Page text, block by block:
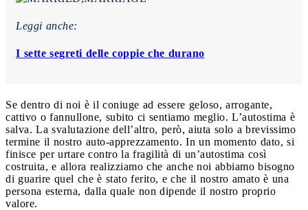
Leggi anche:
I sette segreti delle coppie che durano
Se dentro di noi è il coniuge ad essere geloso, arrogante,
cattivo o fannullone, subito ci sentiamo meglio. L’autostima è
salva. La svalutazione dell’altro, però, aiuta solo a brevissimo
termine il nostro auto-apprezzamento. In un momento dato, si
finisce per urtare contro la fragilità di un’autostima così
costruita, e allora realizziamo che anche noi abbiamo bisogno
di guarire quel che è stato ferito, e che il nostro amato è una
persona esterna, dalla quale non dipende il nostro proprio
valore.